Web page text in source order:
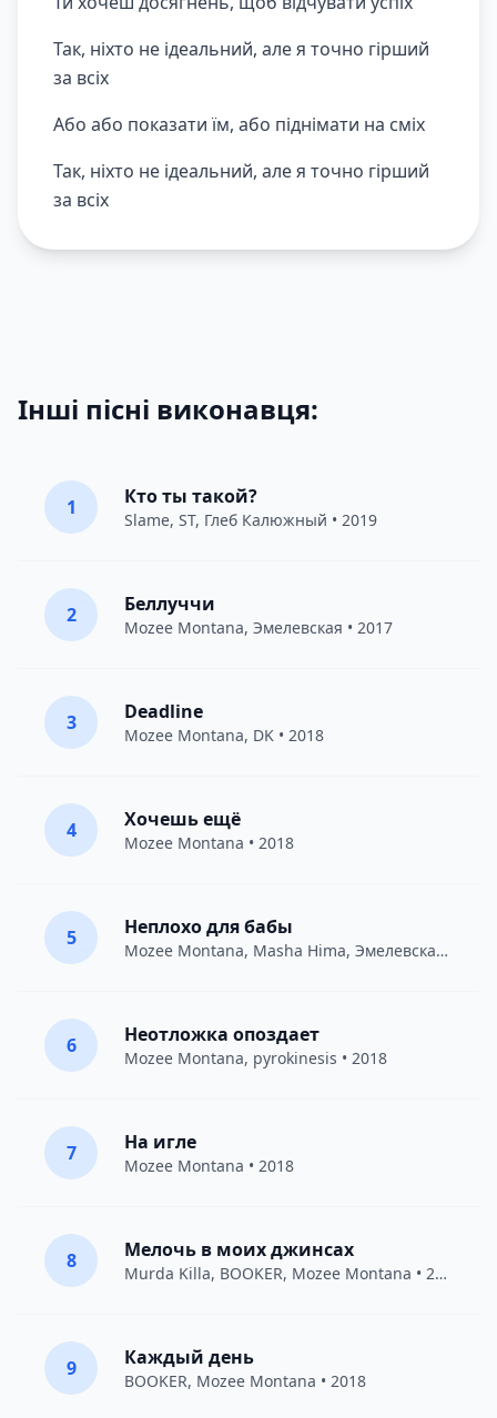
Так, ніхто не ідеальний, але я точно гірший
за всіх
Або або показати їм, або піднімати на сміх
Так, ніхто не ідеальний, але я точно гірший
за всіх
Інші пісні виконавця:
1 Кто ты такой?
Slame, ST, Глеб Калюжный • 2019
2 Беллуччи
Mozee Montana, Эмелевская • 2017
3 Deadline
Mozee Montana, DK • 2018
4 Хочешь ещё
Mozee Montana • 2018
5 Неплохо для бабы
Mozee Montana, Masha Hima, Эмелевская • 2017
6 Неотложка опоздает
Mozee Montana, pyrokinesis • 2018
7 На игле
Mozee Montana • 2018
8 Мелочь в моих джинсах
Murda Killa, BOOKER, Mozee Montana • 2018
9 Каждый день
BOOKER, Mozee Montana • 2018